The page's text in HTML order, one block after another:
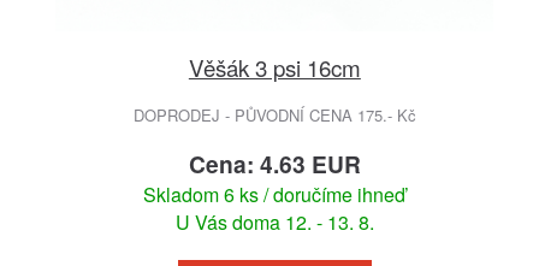
Věšák 3 psi 16cm
DOPRODEJ - PŮVODNÍ CENA 175.- Kč
Cena: 4.63 EUR
Skladom 6 ks / doručíme ihneď
U Vás doma 12. - 13. 8.